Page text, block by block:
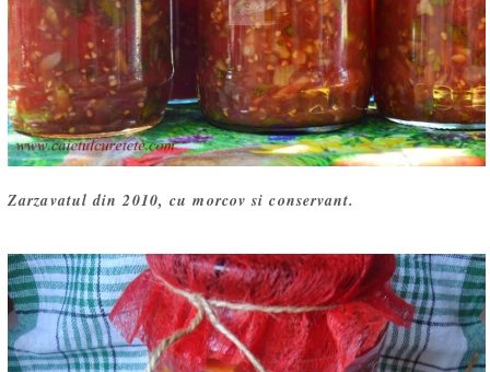
Zarzavatul din 2010, cu morcov si conservant.